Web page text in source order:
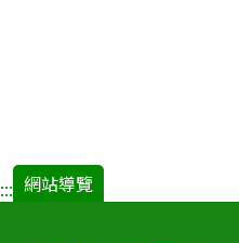
::: 網站導覽